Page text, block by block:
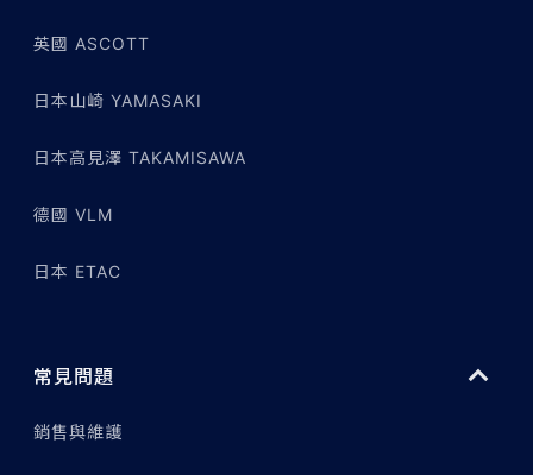
英國 ASCOTT
日本山崎 YAMASAKI
日本高見澤 TAKAMISAWA
德國 VLM
日本 ETAC
常見問題
銷售與維護